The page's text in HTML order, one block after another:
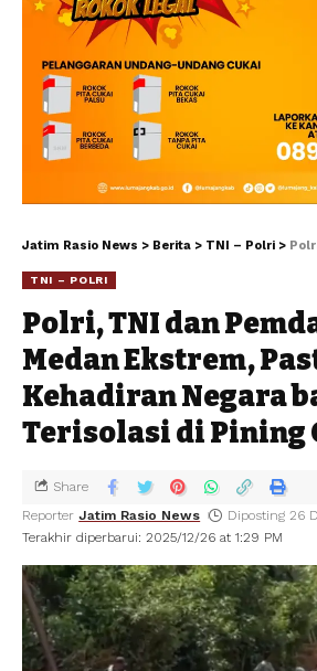
Jatim Rasio News > Berita > TNI – Polri > Polri, TNI dan
TNI – POLRI
Polri, TNI dan
Medan Ekstrem,
Kehadiran Negara
Terisolasi di Pining
Terakhir diperbarui: 2025/12/26 at 1:29 PM
Reporter Jatim Rasio News Diposting 26
Share